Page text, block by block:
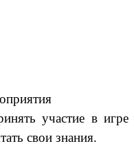
участие в игре
свои знания.